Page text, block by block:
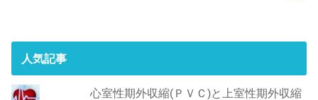
人気記事
心室性期外収縮(ＰＶＣ)と上室性期外収縮